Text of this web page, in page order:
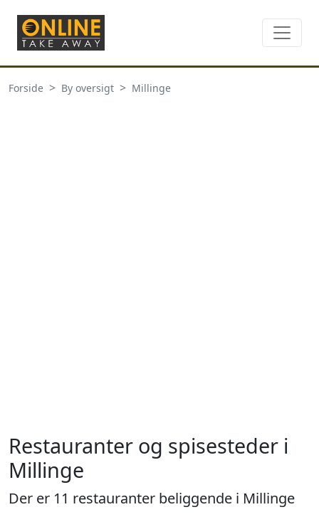
Forside By oversigt Millinge
Restauranter og spisesteder i
Millinge
Der er 11 restauranter beliggende i Millinge